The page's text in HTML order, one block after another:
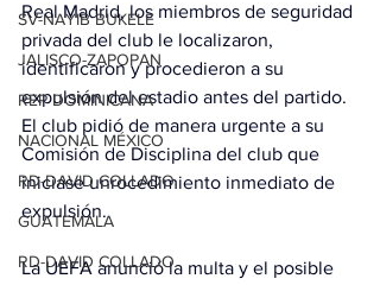
SV-NAYIB BUKELE
JALISCO-ZAPOPAN
REP DOMINICANA
NACIONAL MÉXICO
RD-DAVID COLLADO
GUATEMALA
RD-DAVID COLLADO
Real Madrid, los miembros de seguridad
privada del club le localizaron,
identificaron y procedieron a su
expulsión del estadio antes del partido.
El club pidió de manera urgente a su
Comisión de Disciplina del club que
iniciase unrocedimiento inmediato de
expulsión.
La UEFA anunció la multa y el posible